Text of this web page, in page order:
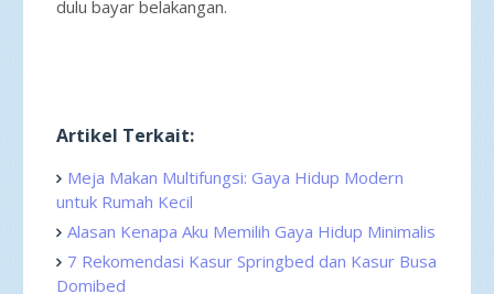
dulu bayar belakangan.
Artikel Terkait:
Meja Makan Multifungsi: Gaya Hidup Modern
untuk Rumah Kecil
Alasan Kenapa Aku Memilih Gaya Hidup Minimalis
7 Rekomendasi Kasur Springbed dan Kasur Busa
Domibed